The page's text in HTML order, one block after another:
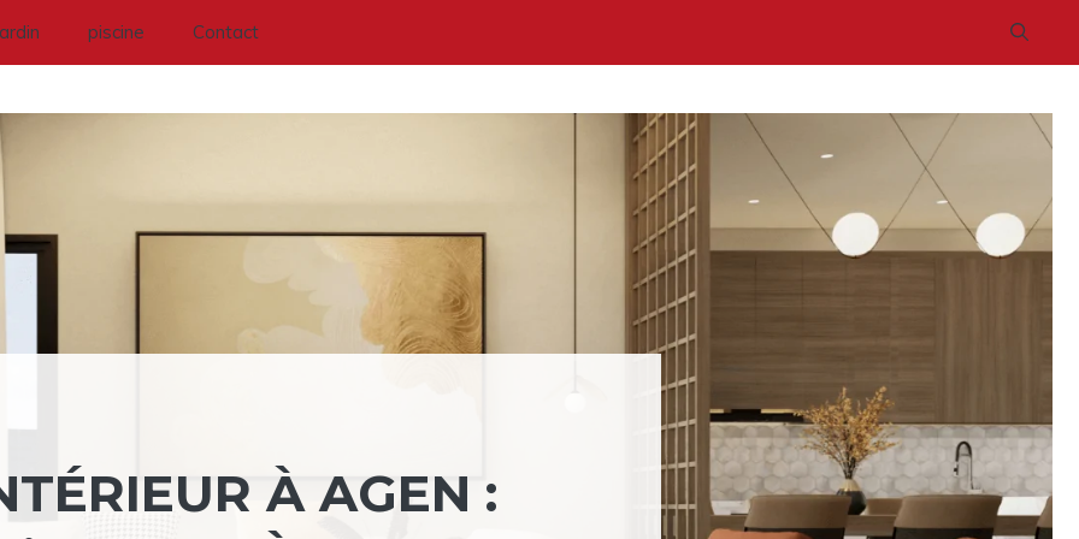
piscine Contact
À AGEN :